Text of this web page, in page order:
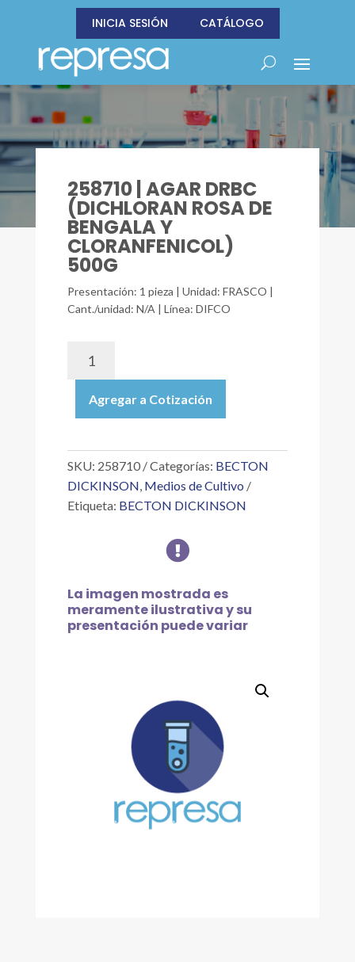
INICIA SESIÓN CATÁLOGO
258710 | AGAR DRBC
(DICHLORAN ROSA DE
BENGALA Y
CLORANFENICOL)
500G
Presentación: 1 pieza | Unidad: FRASCO |
Cant./unidad: N/A | Línea: DIFCO
DRBC
(DICHLORAN
DE
Y
CLORANFENICOL)
Agregar a Cotización
SKU: 258710 Categorías: BECTON
DICKINSON, Medios de Cultivo
Etiqueta: BECTON DICKINSON

La imagen mostrada es
meramente ilustrativa y su
presentación puede variar